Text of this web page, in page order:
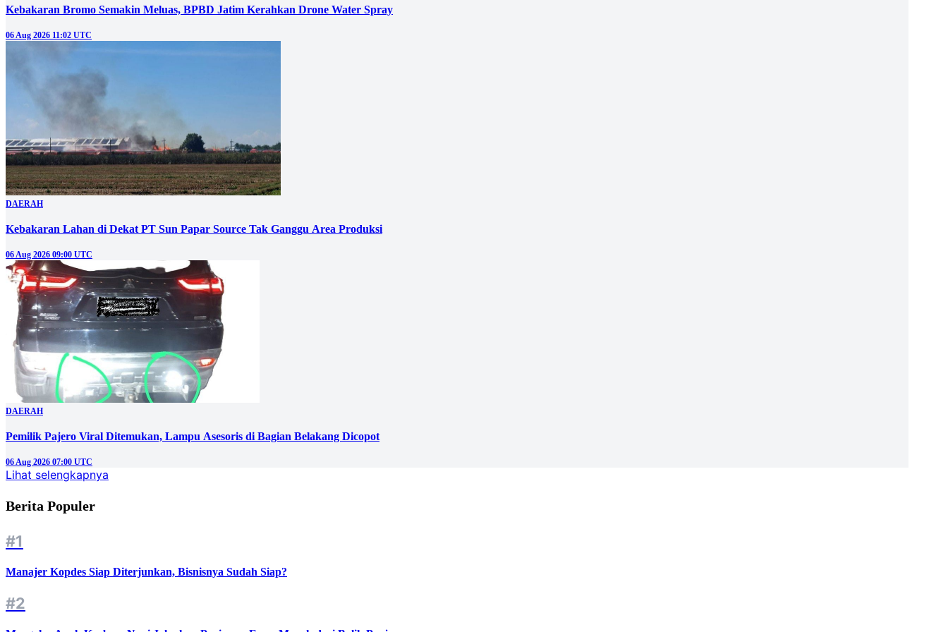
Kebakaran Bromo Semakin Meluas, BPBD Jatim Kerahkan Drone Water Spray
06 Aug 2026 11:02 UTC
DAERAH
Kebakaran Lahan di Dekat PT Sun Papar Source Tak Ganggu Area Produksi
06 Aug 2026 09:00 UTC
DAERAH
Pemilik Pajero Viral Ditemukan, Lampu Asesoris di Bagian Belakang Dicopot
06 Aug 2026 07:00 UTC
Lihat selengkapnya
Berita Populer
#1
Manajer Kopdes Siap Diterjunkan, Bisnisnya Sudah Siap?
#2